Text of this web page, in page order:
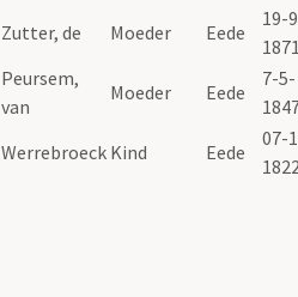
Zutter, de Moeder Eede
19-
Peursem,
van
Moeder Eede
7-5-
Werrebroeck Kind Eede
07-